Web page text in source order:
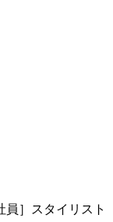
］スタイリスト